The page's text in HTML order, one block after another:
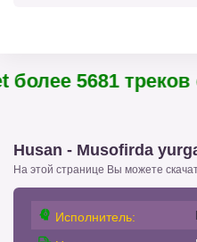
5681 треков
Husan - Musofirda
На этой странице Вы можете
Исполнитель: